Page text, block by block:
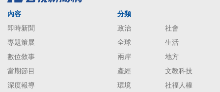
內容
即時新聞
專題策展
數位敘事
當期節目
深度報導
分類
政治
社會
全球
生活
兩岸
地方
產經
文教科技
環境
社福人權